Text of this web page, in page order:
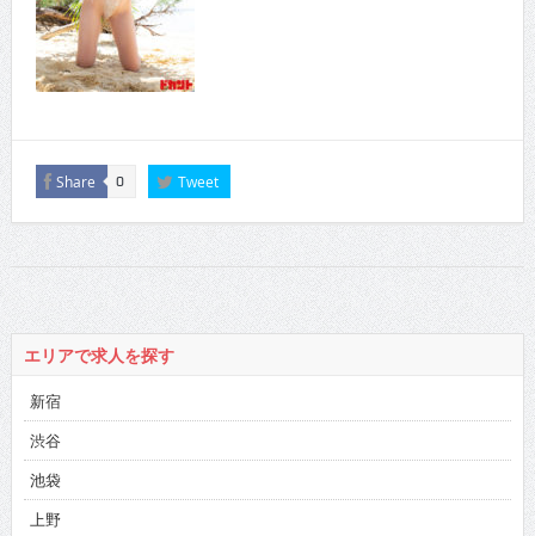
Share 0 Tweet
エリアで求人を探す
新宿
渋谷
池袋
上野